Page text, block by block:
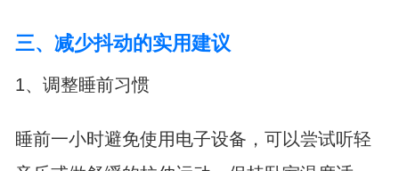
三、减少抖动的实用建议
1、调整睡前习惯
睡前一小时避免使用电子设备，可以尝试听轻